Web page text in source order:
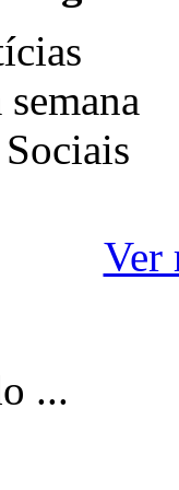
Ver
...